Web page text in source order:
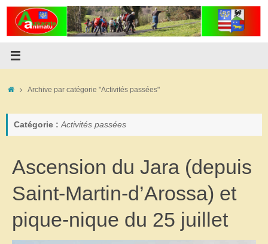
Passer
contenu
Accueil
Archive par catégorie "Activités passées"
Catégorie :Activités passées
Ascension du Jara (depuis
Saint-Martin-d’Arossa) et
pique-nique du 25 juillet